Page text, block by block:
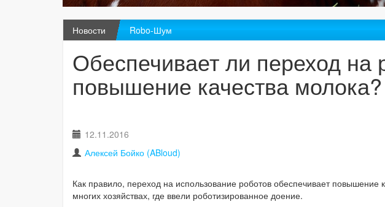
Новости Robo-Шум
Обеспечивает ли переход на
повышение качества молока?
12.11.2016
Алексей Бойко (ABloud)
Как правило, переход на использование роботов обеспечивает
многих хозяйствах, где ввели роботизированное доение.